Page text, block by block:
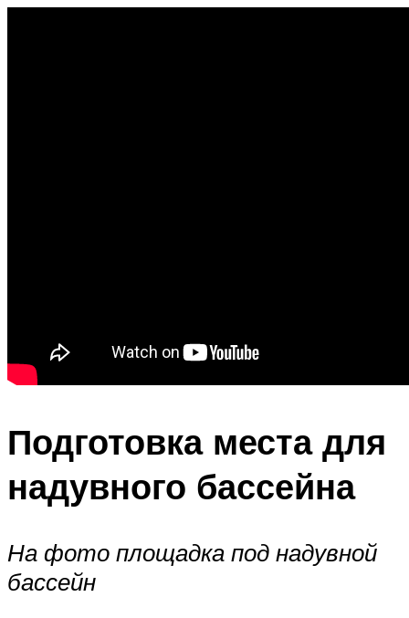
Подготовка места для
надувного бассейна
На фото площадка под надувной
бассейн